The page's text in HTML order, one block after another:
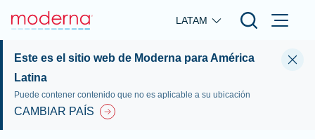
Skip to main content
LATAM
Este es el sitio web de Moderna para América
Latina
Puede contener contenido que no es aplicable a su ubicación
CAMBIAR PAÍS